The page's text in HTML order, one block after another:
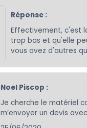
Réponse :
Effectivement, c'est
trop bas et qu'elle
vous avez d'autres
Noel Piscop :
Je cherche le matériel
m’envoyer un devis